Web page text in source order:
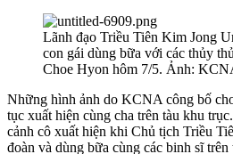
Lãnh đạo Triều Tiên Kim Jong
con gái dùng bữa với các thủy
Choe Hyon hôm 7/5. Ảnh:
Những hình ảnh do KCNA công bố
tục xuất hiện cùng cha trên tàu khu
cảnh cô xuất hiện khi Chủ tịch Triều
đoàn và dùng bữa cùng các binh sĩ trên